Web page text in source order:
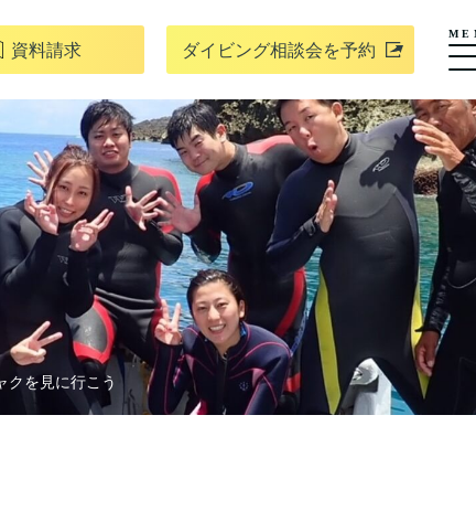
資料請求 ダイビング相談会を予約
を見に行こう